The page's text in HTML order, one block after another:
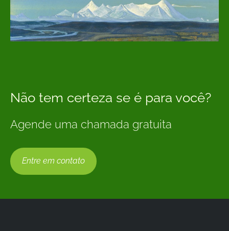
Não tem certeza se é para você?
Agende uma chamada gratuita
Entre em contato